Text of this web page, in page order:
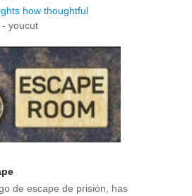
how thoughtful
- youcut
de escape de prisión, has